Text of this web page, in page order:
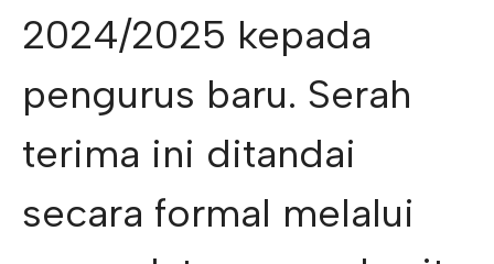
2024/2025 kepada
pengurus baru. Serah
terima ini ditandai
secara formal melalui